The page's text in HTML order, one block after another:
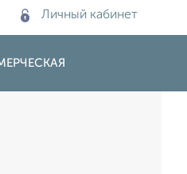
Личный кабинет